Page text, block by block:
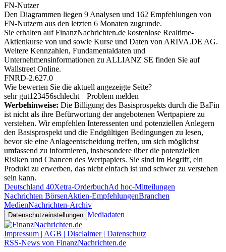
FN-Nutzer
Den Diagrammen liegen 9 Analysen und 162 Empfehlungen von
FN-Nutzern aus den letzten 6 Monaten zugrunde.
Sie erhalten auf FinanzNachrichten.de kostenlose Realtime-
Aktienkurse von und sowie Kurse und Daten von ARIVA.DE AG.
Weitere Kennzahlen, Fundamentaldaten und
Unternehmensinformationen zu ALLIANZ SE finden Sie auf
Wallstreet Online.
FNRD-2.627.0
Wie bewerten Sie die aktuell angezeigte Seite?
sehr gut1 23456schlecht
Problem melden
Werbehinweise: Die Billigung des Basisprospekts durch die BaFin
ist nicht als ihre Befürwortung der angebotenen Wertpapiere zu
verstehen. Wir empfehlen Interessenten und potenziellen Anlegern
den Basisprospekt und die Endgültigen Bedingungen zu lesen,
bevor sie eine Anlageentscheidung treffen, um sich möglichst
umfassend zu informieren, insbesondere über die potenziellen
Risiken und Chancen des Wertpapiers. Sie sind im Begriff, ein
Produkt zu erwerben, das nicht einfach ist und schwer zu verstehen
sein kann.
Deutschland 40Xetra-OrderbuchAd hoc-Mitteilungen
Nachrichten BörsenAktien-EmpfehlungenBranchen
MedienNachrichten-Archiv
Datenschutzeinstellungen Mediadaten
Impressum | AGB | Disclaimer | Datenschutz
RSS-News von FinanzNachrichten.de